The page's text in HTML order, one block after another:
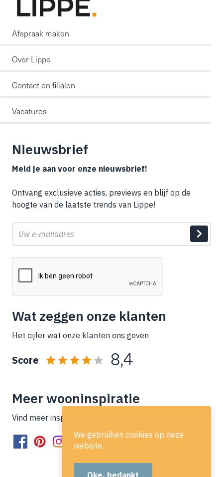
We gebruiken cookies op deze
website.
Oke, bedankt
Afspraak maken
Over Lippe
Contact en filialen
Vacatures
Nieuwsbrief
Meld je aan voor onze nieuwsbrief!
Ontvang exclusieve acties, previews en blijf op de
hoogte van de laatste trends van Lippe!
E-
mail
Wat zeggen onze klanten
Het cijfer wat onze klanten ons geven
Score 8,4
Meer wooninspiratie
Vind meer inspiratie op onze socials!